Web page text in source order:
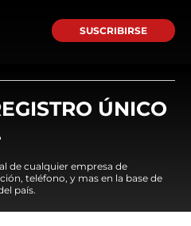
SUSCRIBIRSE
ÚNICO
de cualquier empresa de
teléfono, y mas en la base de
país.